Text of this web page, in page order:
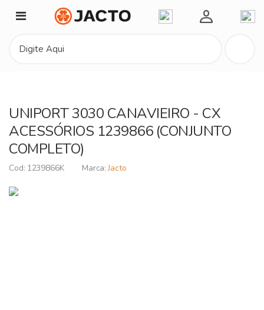
Minha Conta
UNIPORT 3030 CANAVIEIRO - CX
ACESSÓRIOS 1239866 (CONJUNTO
COMPLETO)
1239866K Jacto